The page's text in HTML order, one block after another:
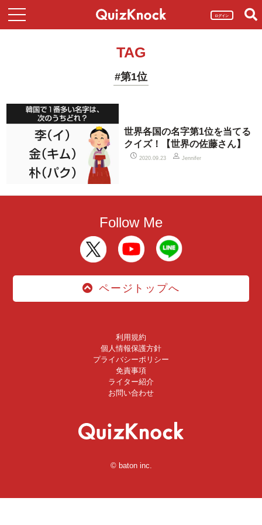
ログイン
TAG
#第1位
世界各国の名字第1位を当てる
クイズ！【世界の佐藤さん】
2020.09.23 Jennifer
Follow Me
ページトップへ
利用規約
個人情報保護方針
プライバシーポリシー
免責事項
ライター紹介
お問い合わせ
© baton inc.